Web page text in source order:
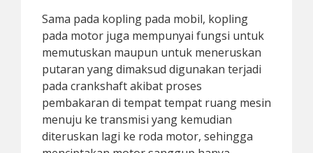
Sama pada kopling pada mobil, kopling
pada motor juga mempunyai fungsi untuk
memutuskan maupun untuk meneruskan
putaran yang dimaksud digunakan terjadi
pada crankshaft akibat proses
pembakaran di tempat tempat ruang mesin
menuju ke transmisi yang kemudian
diteruskan lagi ke roda motor, sehingga